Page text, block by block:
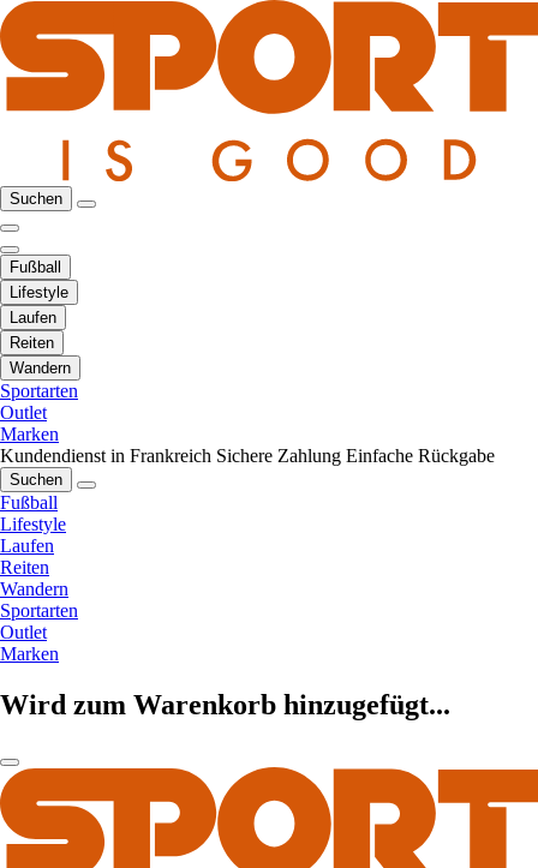
Suchen
Fußball
Lifestyle
Laufen
Reiten
Wandern
Sportarten
Outlet
Marken
Kundendienst in Frankreich Sichere Zahlung Einfache Rückgabe
Suchen
Fußball
Lifestyle
Laufen
Reiten
Wandern
Sportarten
Outlet
Marken
Wird zum Warenkorb hinzugefügt...